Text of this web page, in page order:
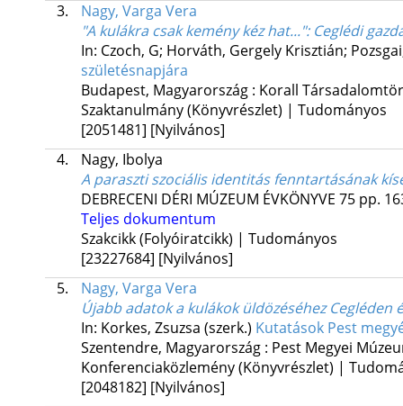
3.
Nagy, Varga Vera
"A kulákra csak kemény kéz hat...": Ceglédi
In: Czoch, G; Horváth, Gergely Krisztián;
születésnapjára
Budapest, Magyarország : Korall
Szaktanulmány (Könyvrészlet) | Tudományos
[2051481] [Nyilvános]
4.
Nagy, Ibolya
A paraszti szociális identitás fenntartásának
DEBRECENI DÉRI MÚZEUM ÉVKÖNYVE 75 pp.
Teljes dokumentum
Szakcikk (Folyóiratcikk) | Tudományos
[23227684] [Nyilvános]
5.
Nagy, Varga Vera
Újabb adatok a kulákok üldözéséhez Cegléden
In: Korkes, Zsuzsa (szerk.) Kutatások Pest
Szentendre, Magyarország : Pest Megyei
Konferenciaközlemény (Könyvrészlet) |
[2048182] [Nyilvános]